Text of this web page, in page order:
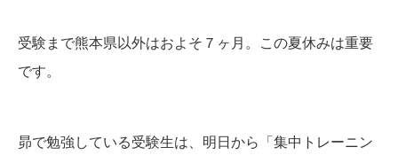
受験まで熊本県以外はおよそ７ヶ月。この夏休みは重要
です。
昴で勉強している受験生は、明日から「集中トレーニン